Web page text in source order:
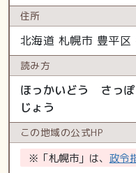
住所
北海道 札幌市 豊平区
読み方
ほっかいどう さっ
じょう
この地域の公式HP
※「札幌市」は、 政令